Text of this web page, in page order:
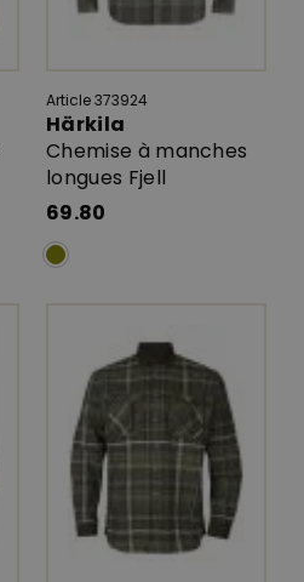
Article 373924
Härkila
Chemise à manches
longues Fjell
69.80